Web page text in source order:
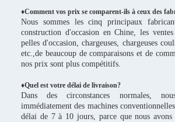
♦Comment vos prix se comparent-ils à ceux des
Nous sommes les cinq principaux
construction d'occasion en Chine, les
pelles d'occasion, chargeuses, chargeuses
etc.,de beaucoup de comparaisons et de
nos prix sont plus compétitifs.
♦Quel est votre délai de livraison?
Dans des circonstances normales,
immédiatement des machines
délai de 7 à 10 jours, parce que nous